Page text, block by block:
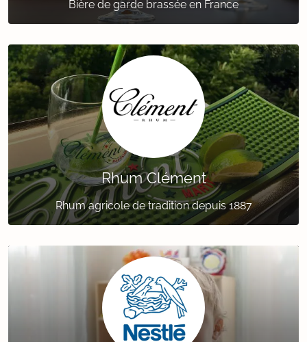
Bière de garde brassée en France
Rhum Clément
Rhum agricole de tradition depuis 1887